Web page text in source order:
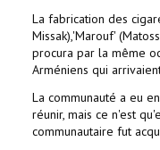
La fabrication des
Missak),'Marouf'
procura par la même
Arméniens qui
La communauté a eu
réunir, mais ce n'est
communautaire fut